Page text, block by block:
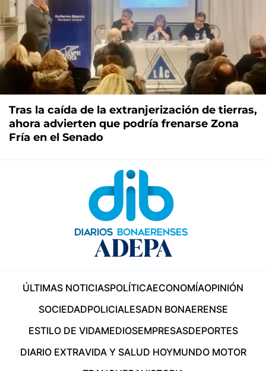
Tras la caída de la extranjerización de tierras,
ahora advierten que podría frenarse Zona
Fría en el Senado
ÚLTIMAS NOTICIASPOLÍTICAECONOMÍAOPINIÓN
SOCIEDADPOLICIALESADN BONAERENSE
ESTILO DE VIDAMEDIOSEMPRESASDEPORTES
DIARIO EXTRAVIDA Y SALUD HOYMUNDO MOTOR